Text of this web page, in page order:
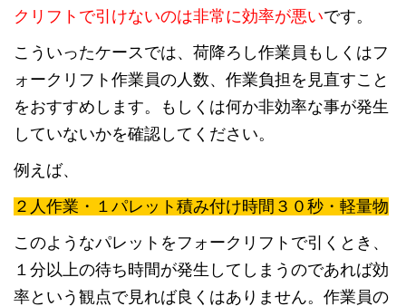
クリフトで引けないのは非常に効率が悪いです。
こういったケースでは、荷降ろし作業員もしくはフ
ォークリフト作業員の人数、作業負担を見直すこと
をおすすめします。もしくは何か非効率な事が発生
していないかを確認してください。
例えば、
２人作業・１パレット積み付け時間３０秒・軽量物
このようなパレットをフォークリフトで引くとき、
１分以上の待ち時間が発生してしまうのであれば効
率という観点で見れば良くはありません。作業員の